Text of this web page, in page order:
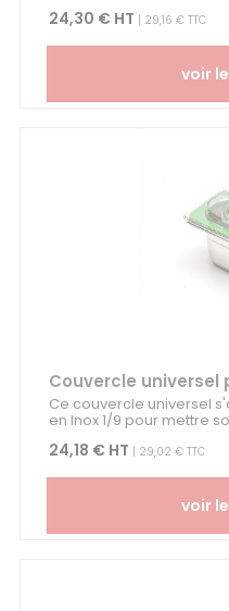
24,30 € HT | 29,16 € TTC
voir
Couvercle universel
Ce couvercle universel
en Inox 1/9 pour mettre
24,18 € HT | 29,02 € TTC
voir